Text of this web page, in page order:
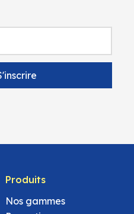
Produits
Nos gammes